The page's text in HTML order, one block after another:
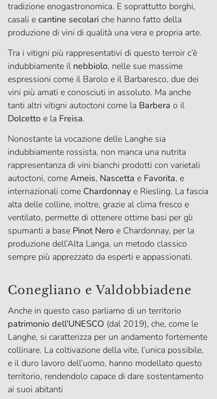
tradizione enogastronomica. E soprattutto borghi,
casali e cantine secolari che hanno fatto della
produzione di vini di qualità una vera e propria arte.
Tra i vitigni più rappresentativi di questo terroir c’è
indubbiamente il nebbiolo, nelle sue massime
espressioni come il Barolo e il Barbaresco, due dei
vini più amati e conosciuti in assoluto. Ma anche
tanti altri vitigni autoctoni come la Barbera o il
Dolcetto e la Freisa.
Nonostante la vocazione delle Langhe sia
indubbiamente rossista, non manca una nutrita
rappresentanza di vini bianchi prodotti con varietali
autoctoni, come Arneis, Nascetta e Favorita, e
internazionali come Chardonnay e Riesling. La fascia
alta delle colline, inoltre, grazie al clima fresco e
ventilato, permette di ottenere ottime basi per gli
spumanti a base Pinot Nero e Chardonnay, per la
produzione dell’Alta Langa, un metodo classico
sempre più apprezzato da esperti e appassionati.
Conegliano e Valdobbiadene
Anche in questo caso parliamo di un territorio
patrimonio dell’UNESCO (dal 2019), che, come le
Langhe, si caratterizza per un andamento fortemente
collinare. La coltivazione della vite, l’unica possibile,
e il duro lavoro dell’uomo, hanno modellato questo
territorio, rendendolo capace di dare sostentamento
ai suoi abitanti